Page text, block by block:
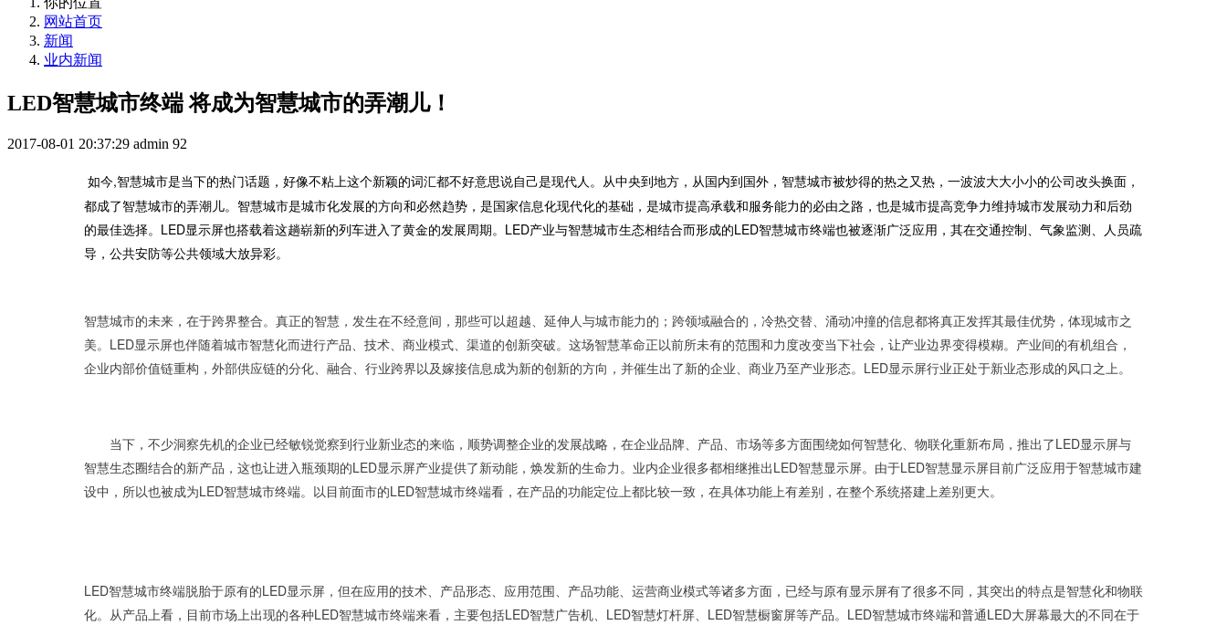
网站首页
新闻
业内新闻
LED智慧城市终端 将成为智慧城市的弄潮儿！
2017-08-01 20:37:29 admin 92
如今,智慧城市是当下的热门话题，好像不粘上这个新颖的词汇都不好意思说自己是现代人。从中央到地方，从国内到国外，智慧城市被炒得的热之又热，一波波大大小小的公司改头换面，
都成了智慧城市的弄潮儿。智慧城市是城市化发展的方向和必然趋势，是国家信息化现代化的基础，是城市提高承载和服务能力的必由之路，也是城市提高竞争力维持城市发展动力和后劲
的最佳选择。LED显示屏也搭载着这趟崭新的列车进入了黄金的发展周期。LED产业与智慧城市生态相结合而形成的LED智慧城市终端也被逐渐广泛应用，其在交通控制、气象监测、人员疏
导，公共安防等公共领域大放异彩。
智慧城市的未来，在于跨界整合。真正的智慧，发生在不经意间，那些可以超越、延伸人与城市能力的；跨领域融合的，冷热交替、涌动冲撞的信息都将真正发挥其最佳优势，体现城市之
美。LED显示屏也伴随着城市智慧化而进行产品、技术、商业模式、渠道的创新突破。这场智慧革命正以前所未有的范围和力度改变当下社会，让产业边界变得模糊。产业间的有机组合，
企业内部价值链重构，外部供应链的分化、融合、行业跨界以及嫁接信息成为新的创新的方向，并催生出了新的企业、商业乃至产业形态。LED显示屏行业正处于新业态形成的风口之上。
当下，不少洞察先机的企业已经敏锐觉察到行业新业态的来临，顺势调整企业的发展战略，在企业品牌、产品、市场等多方面围绕如何智慧化、物联化重新布局，推出了LED显示屏与
智慧生态圈结合的新产品，这也让进入瓶颈期的LED显示屏产业提供了新动能，焕发新的生命力。业内企业很多都相继推出LED智慧显示屏。由于LED智慧显示屏目前广泛应用于智慧城市建
设中，所以也被成为LED智慧城市终端。以目前面市的LED智慧城市终端看，在产品的功能定位上都比较一致，在具体功能上有差别，在整个系统搭建上差别更大。
LED智慧城市终端脱胎于原有的LED显示屏，但在应用的技术、产品形态、应用范围、产品功能、运营商业模式等诸多方面，已经与原有显示屏有了很多不同，其突出的特点是智慧化和物联
化。从产品上看，目前市场上出现的各种LED智慧城市终端来看，主要包括LED智慧广告机、LED智慧灯杆屏、LED智慧橱窗屏等产品。LED智慧城市终端和普通LED大屏幕最大的不同在于